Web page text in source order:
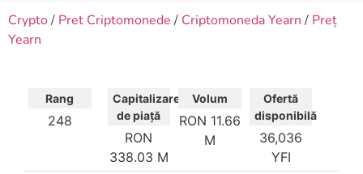
Crypto/ Pret Criptomonede / Criptomoneda Yearn / Preț
Yearn
Capitalizare
de piață
RON
338.03 M
Volum
RON 11.66
M
Ofertă
disponibilă
36,036
YFI
Rang
248